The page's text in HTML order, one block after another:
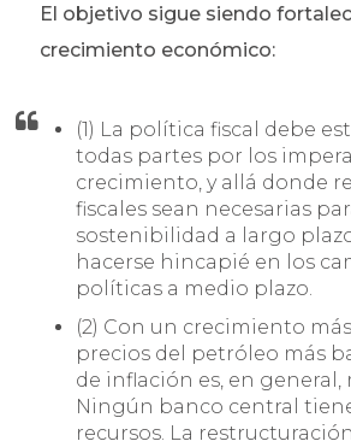
El objetivo sigue siendo
crecimiento económico:
(1) La política fiscal debe
todas partes por los
crecimiento, y allá donde
fiscales sean necesarias
sostenibilidad a largo
hacerse hincapié en los
políticas a medio plazo.
(2) Con un crecimiento
precios del petróleo más
de inflación es, en general,
Ningún banco central
recursos. La